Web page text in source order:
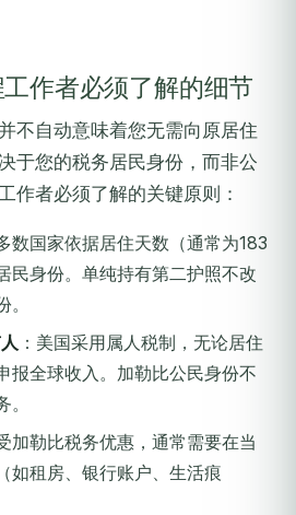
作者必须了解的细节
不自动意味着您无需向原居住
于您的税务居民身份，而非公
作者必须了解的关键原则：
数国家依据居住天数（通常为183
民身份。单纯持有第二护照不改
：美国采用属人税制，无论居住
报全球收入。加勒比公民身份不
加勒比税务优惠，通常需要在当
如租房、银行账户、生活痕